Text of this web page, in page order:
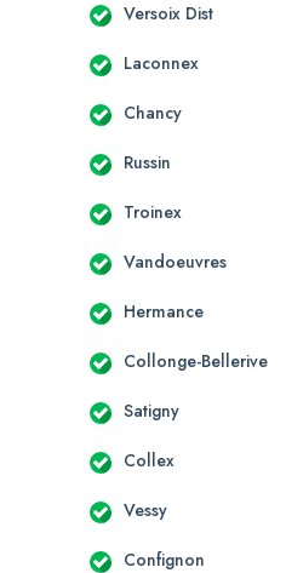
Versoix Dist
Laconnex
Chancy
Russin
Troinex
Vandoeuvres
Hermance
Collonge-Bellerive
Satigny
Collex
Vessy
Confignon